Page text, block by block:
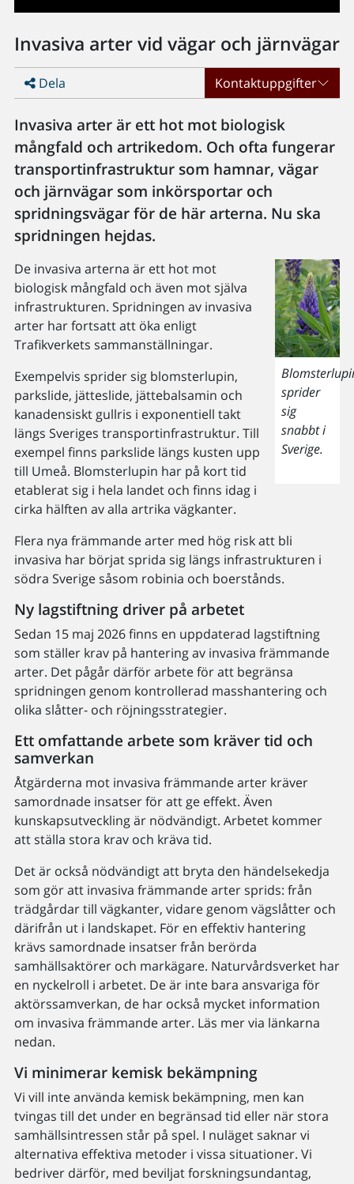
Invasiva arter vid vägar och järnvägar
Dela Kontaktuppgifter
Invasiva arter är ett hot mot biologisk
mångfald och artrikedom. Och ofta fungerar
transportinfrastruktur som hamnar, vägar
och järnvägar som inkörsportar och
spridningsvägar för de här arterna. Nu ska
spridningen hejdas.
sprider
sig
snabbt i
Sverige.
De invasiva arterna är ett hot mot
biologisk mångfald och även mot själva
infrastrukturen. Spridningen av invasiva
arter har fortsatt att öka enligt
Trafikverkets sammanställningar.
Exempelvis sprider sig blomsterlupin,
parkslide, jätteslide, jättebalsamin och
kanadensiskt gullris i exponentiell takt
längs Sveriges transportinfrastruktur. Till
exempel finns parkslide längs kusten upp
till Umeå. Blomsterlupin har på kort tid
etablerat sig i hela landet och finns idag i
cirka hälften av alla artrika vägkanter.
Flera nya främmande arter med hög risk att bli
invasiva har börjat sprida sig längs infrastrukturen i
södra Sverige såsom robinia och boerstånds.
Ny lagstiftning driver på arbetet
Sedan 15 maj 2026 finns en uppdaterad lagstiftning
som ställer krav på hantering av invasiva främmande
arter. Det pågår därför arbete för att begränsa
spridningen genom kontrollerad masshantering och
olika slåtter- och röjningsstrategier.
Ett omfattande arbete som kräver tid och
samverkan
Åtgärderna mot invasiva främmande arter kräver
samordnade insatser för att ge effekt. Även
kunskapsutveckling är nödvändigt. Arbetet kommer
att ställa stora krav och kräva tid.
Det är också nödvändigt att bryta den händelsekedja
som gör att invasiva främmande arter sprids: från
trädgårdar till vägkanter, vidare genom vägslåtter och
därifrån ut i landskapet. För en effektiv hantering
krävs samordnade insatser från berörda
samhällsaktörer och markägare. Naturvårdsverket har
en nyckelroll i arbetet. De är inte bara ansvariga för
aktörssamverkan, de har också mycket information
om invasiva främmande arter. Läs mer via länkarna
nedan.
Vi minimerar kemisk bekämpning
Vi vill inte använda kemisk bekämpning, men kan
tvingas till det under en begränsad tid eller när stora
samhällsintressen står på spel. I nuläget saknar vi
alternativa effektiva metoder i vissa situationer. Vi
bedriver därför, med beviljat forskningsundantag,